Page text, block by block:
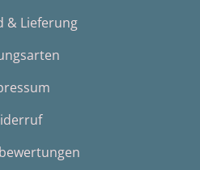
& Lieferung